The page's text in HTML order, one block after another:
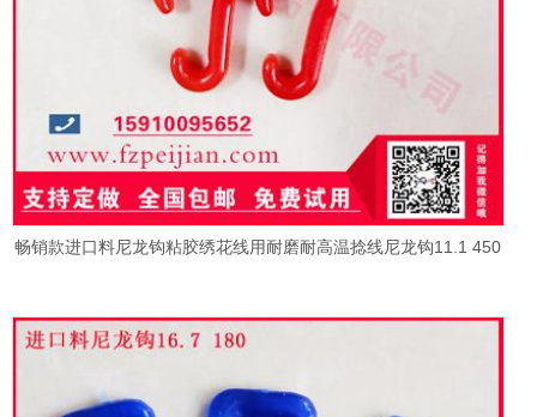
畅销款进口料尼龙钩粘胶绣花线用耐磨耐高温捻线尼龙钩11.1 450